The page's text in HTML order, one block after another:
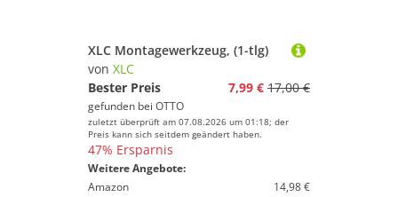
XLC Montagewerkzeug, (1-tlg)
von XLC
Bester Preis
7,99 € 17,00 €
gefunden bei OTTO
zuletzt überprüft am 07.08.2026 um 01:18; der
Preis kann sich seitdem geändert haben.
47% Ersparnis
Weitere Angebote:
Amazon
14,98 €